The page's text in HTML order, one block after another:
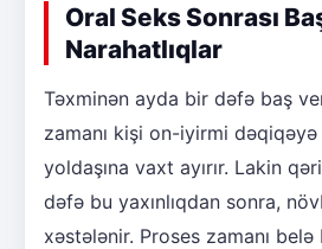
Oral Seks Sonrası
Narahatlıqlar
Təxminən ayda bir dəfə baş
zamanı kişi on-iyirmi
yoldaşına vaxt ayırır. Lakin
dəfə bu yaxınlıqdan sonra,
xəstələnir. Proses zamanı belə